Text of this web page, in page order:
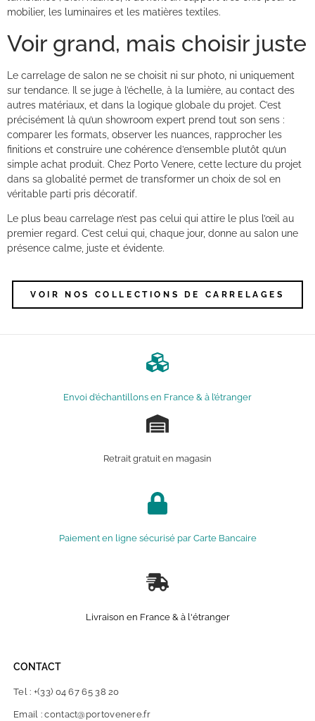
mobilier, les luminaires et les matières textiles.
Voir grand, mais choisir juste
Le carrelage de salon ne se choisit ni sur photo, ni uniquement
sur tendance. Il se juge à l’échelle, à la lumière, au contact des
autres matériaux, et dans la logique globale du projet. C’est
précisément là qu’un showroom expert prend tout son sens :
comparer les formats, observer les nuances, rapprocher les
finitions et construire une cohérence d’ensemble plutôt qu’un
simple achat produit. Chez Porto Venere, cette lecture du projet
dans sa globalité permet de transformer un choix de sol en
véritable parti pris décoratif.
Le plus beau carrelage n’est pas celui qui attire le plus l’œil au
premier regard. C’est celui qui, chaque jour, donne au salon une
présence calme, juste et évidente.
VOIR NOS COLLECTIONS DE CARRELAGES
Envoi d’échantillons en France & à l’étranger
Retrait gratuit en magasin
Paiement en ligne sécurisé par Carte Bancaire
Livraison en France & à l'étranger
CONTACT
Tel : +(33) 04 67 65 38 20
Email : contact@portovenere.fr